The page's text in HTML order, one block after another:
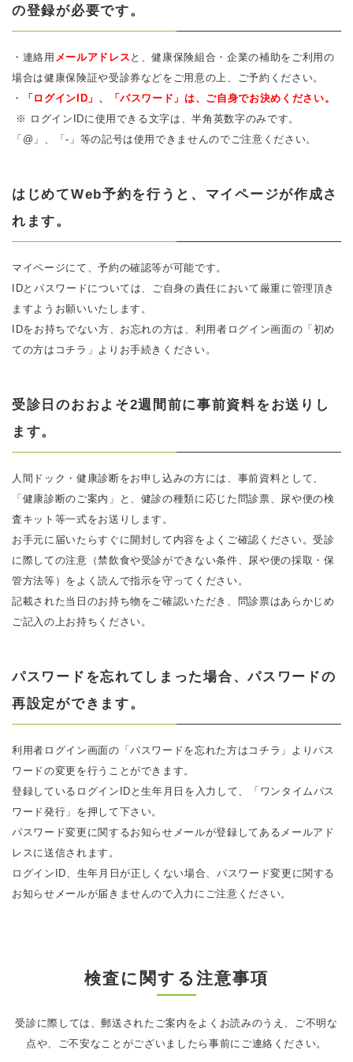
の登録が必要です。
・連絡用 メールアドレス と、健康保険組合・企業の補助をご利用の
場合は健康保険証や受診券などをご用意の上、ご予約ください。
・
「ログインID」、「パスワード」は、ご自身でお決めください。
※ ログインIDに使用できる文字は、半角英数字のみです。
「@」、「-」等の記号は使用できませんのでご注意ください。
はじめてWeb予約を行うと、マイページが作成さ
れます。
マイページにて、予約の確認等が可能です。
IDとパスワードについては、ご自身の責任において厳重に管理頂き
ますようお願いいたします。
IDをお持ちでない方、お忘れの方は、利用者ログイン画面の「初め
ての方はコチラ」よりお手続きください。
受診日のおおよそ2週間前に事前資料をお送りし
ます。
人間ドック・健康診断をお申し込みの方には、事前資料として、
「健康診断のご案内」と、健診の種類に応じた問診票、尿や便の検
査キット等一式をお送りします。
お手元に届いたらすぐに開封して内容をよくご確認ください。受診
に際しての注意（禁飲食や受診ができない条件、尿や便の採取・保
管方法等）をよく読んで指示を守ってください。
記載された当日のお持ち物をご確認いただき、問診票はあらかじめ
ご記入の上お持ちください。
パスワードを忘れてしまった場合、パスワードの
再設定ができます。
利用者ログイン画面の「パスワードを忘れた方はコチラ」よりパス
ワードの変更を行うことができます。
登録しているログインIDと生年月日を入力して、「ワンタイムパス
ワード発行」を押して下さい。
パスワード変更に関するお知らせメールが登録してあるメールアド
レスに送信されます。
ログインID、生年月日が正しくない場合、パスワード変更に関する
お知らせメールが届きませんので入力にご注意ください。
検査に関する注意事項
受診に際しては、郵送されたご案内をよくお読みのうえ、ご不明な
点や、ご不安なことがございましたら事前にご連絡ください。